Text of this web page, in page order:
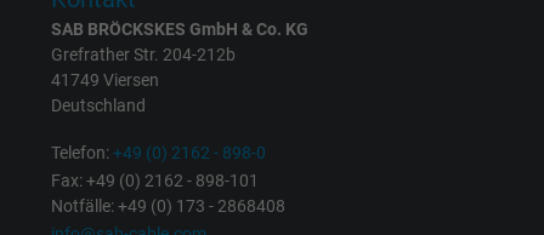
Laufzeit Persistent
Zweck
Name
SAB BRÖCKSKES GmbH & Co. KG
Grefrather Str. 204-212b
41749 Viersen
Deutschland
Telefon:+49 (0) 2162 - 898-0
Fax: +49 (0) 2162 - 898-101
Notfälle: +49 (0) 173 - 2868408